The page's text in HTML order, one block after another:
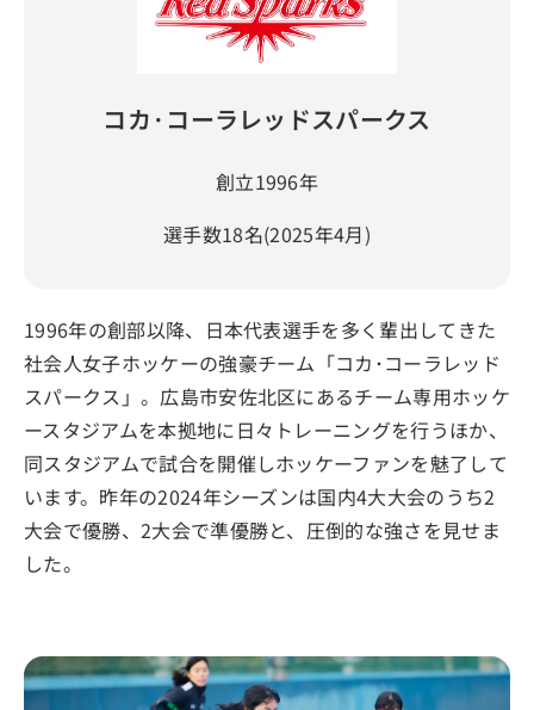
コカ·コーラレッドスパークス
創立1996年
選手数18名(2025年4月)
1996年の創部以降、日本代表選手を多く輩出してきた
社会人女子ホッケーの強豪チーム「コカ･コーラレッド
スパークス」。広島市安佐北区にあるチーム専用ホッケ
ースタジアムを本拠地に日々トレーニングを行うほか、
同スタジアムで試合を開催しホッケーファンを魅了して
います。昨年の2024年シーズンは国内4大大会のうち2
大会で優勝、2大会で準優勝と、圧倒的な強さを見せま
した。